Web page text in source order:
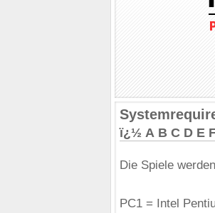
ï¿½ A B C D E
Die Spiele
PC1 = Intel